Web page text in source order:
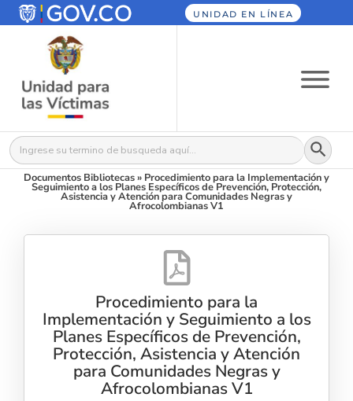
UNIDAD EN LÍNEA
Buscar: Botón
Documentos Bibliotecas» Procedimiento para la Implementación y
Seguimiento a los Planes Específicos de Prevención, Protección,
Asistencia y Atención para Comunidades Negras y
Afrocolombianas V1
Procedimiento para la
Implementación y Seguimiento a los
Planes Específicos de Prevención,
Protección, Asistencia y Atención
para Comunidades Negras y
Afrocolombianas V1